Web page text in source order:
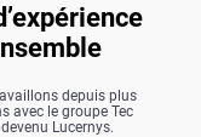
depuis plus
avec le groupe Tec
devenu Lucernys.